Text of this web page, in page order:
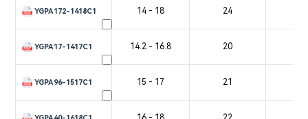
YGPA172-1418C1 14 - 18 24
YGPA17-1417C1 14.2 - 16.8 20
YGPA96-1517C1 15 - 17 21